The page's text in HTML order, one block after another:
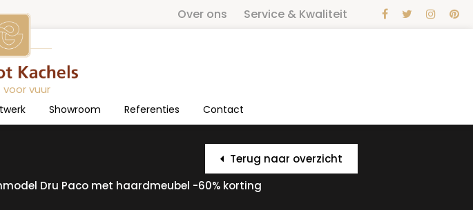
Over ons Service & Kwaliteit
voor vuur
Showroom Referenties Contact
Terug naar overzicht
Dru Paco met haardmeubel -60% korting